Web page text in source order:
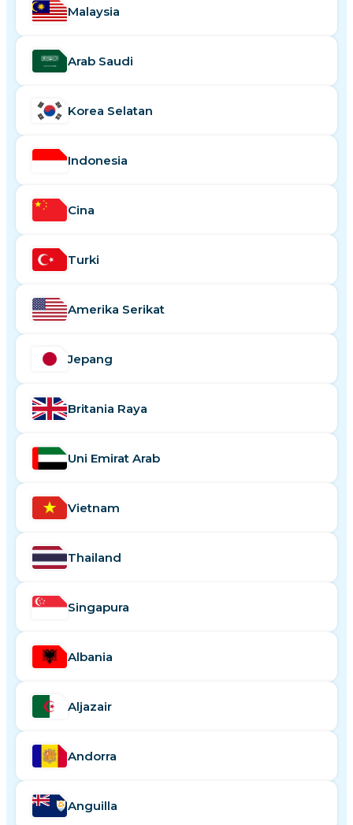
Malaysia
Arab Saudi
Korea Selatan
Indonesia
Cina
Turki
Amerika Serikat
Jepang
Britania Raya
Uni Emirat Arab
Vietnam
Thailand
Singapura
Albania
Aljazair
Andorra
Anguilla